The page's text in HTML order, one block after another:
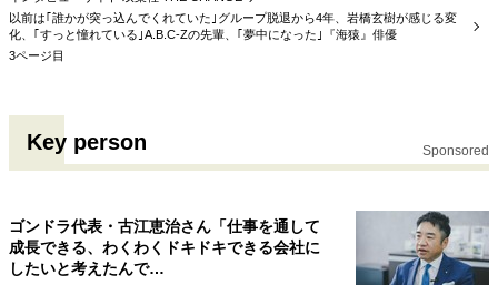
以前は｢誰かが突っ込んでくれていた｣グループ脱退から4年、岩橋玄樹が感じる変
化、｢すっと憧れている｣A.B.C-Zの先輩、｢夢中になった｣『海猿』俳優
3ページ目
Key person Sponsored
ゴンドラ代表・古江恵治さん「仕事を通して
成長できる、わくわくドキドキできる会社に
したいと考えたんで…